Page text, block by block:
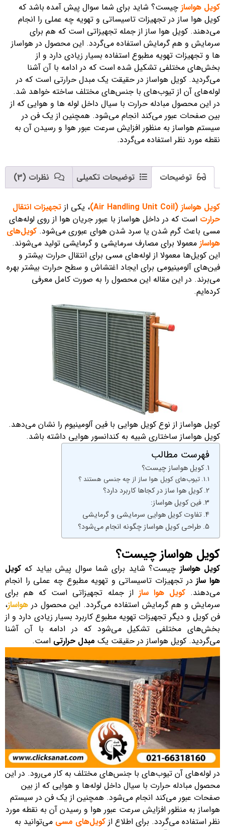
کویل هواساز چیست؟ شاید برای شما سوال پیش آمده باشد که
کویل هوا ساز در تجهیزات تاسیساتی و تهویه چه عملی را انجام
می‌دهند. کویل هوا ساز از جمله تجهیزاتی است که هم برای
سرمایش و هم گرمایش استفاده می‌گردد. این محصول در هواساز
ها و تجهیزات تهویه مطبوع استفاده بسیار زیادی دارد و از
بخش‌های مختلفی تشکیل شده است که در ادامه با آن آشنا
می‌گردید. کویل هواساز در حقیقت یک مبدل حرارتی است که در
لوله‌های آن از تیوب‌های با جنس‌های مختلف ساخته خواهد شد.
در این محصول مبادله حرارت با سیال داخل لوله ها و هوایی که از
بین صفحات عبور می‌کند انجام می‌شود. همچنین از یک فن در
سیستم هواساز به منظور افزایش سرعت عبور هوا و رسیدن آن به
نقطه مورد نظر استفاده می‌گردد.
توضیحات توضیحات تکمیلی نظرات (3)
کویل هواساز (Air Handling Unit Coil) ، یکی از تجهیزات انتقال
حرارت است که در داخل هواساز با عبور جریان هوا از روی لوله‌های
مسی باعث گرم شدن یا سرد شدن هوای عبوری می‌شود. کویل‌های
هواساز معمولا برای مصارف سرمایشی و گرمایشی تولید می‌شوند.
این کویل‌ها معمولا از لوله‌های مسی برای انتقال حرارت بیشتر و
فین‌های آلومینیومی برای ایجاد اغتشاش و سطح حرارت بیشتر بهره
می‌برند. در این مقاله این محصول را به صورت کامل معرفی
کرده‌ایم.
کویل هواساز از نوع کویل هوایی با فین آلومینیوم را نشان می‌دهد.
کویل هواساز ساختاری شبیه به کندانسور هوایی داشته باشد.
فهرست مطالب
کویل هواساز چیست؟
تیوب‌های کویل هوا ساز از چه جنسی هستند ؟
کویل هوا ساز در کجاها کاربرد دارد؟
فین کویل هواساز:
تفاوت کویل هوایی سرمایشی و گرمایشی
طراحی کویل هواساز چگونه انجام می‌شود؟
کویل هواساز چیست؟
کویل هواساز چیست؟ شاید برای شما سوال پیش بیاید که کویل
هوا ساز در تجهیزات تاسیساتی و تهویه مطبوع چه عملی را انجام
می‌دهند.کویل هوا ساز از جمله تجهیزاتی است که هم برای
سرمایش و هم گرمایش استفاده می‌گردد. این محصول در هواساز،
فن کویل و دیگر تجهیزات تهویه مطبوع کاربرد بسیار زیادی دارد و از
بخش‌های مختلفی تشکیل می‌شود که در ادامه با آن آشنا
می‌گردید. کویل هواساز در حقیقت یک مبدل حرارتی است.
در لوله‌های آن تیوب‌های با جنس‌های مختلف به کار می‌رود. در این
محصول مبادله حرارت با سیال داخل لوله‌ها و هوایی که از بین
صفحات عبور می‌کند انجام می‌شود. همچنین از یک فن در سیستم
هواساز به منظور افزایش سرعت عبور هوا و رسیدن آن به نقطه مورد
نظر استفاده می‌گردد. برای اطلاع از کویل‌های مسی می‌توانید به